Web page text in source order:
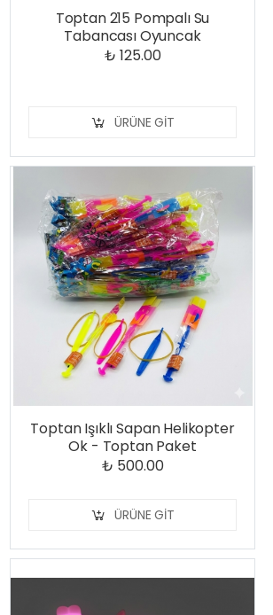
Toptan 215 Pompalı Su
Tabancası Oyuncak
₺ 125.00
ÜRÜNE GIT
Toptan Işıklı Sapan Helikopter
Ok - Toptan Paket
₺ 500.00
ÜRÜNE GIT